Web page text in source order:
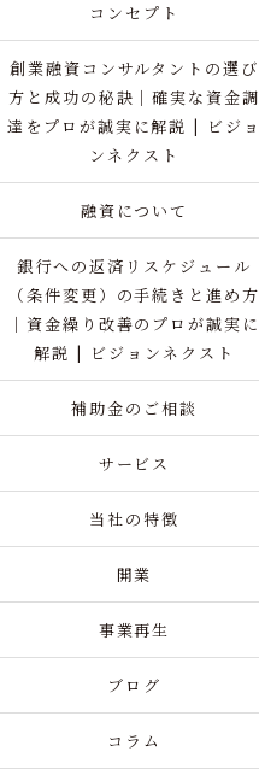
コンセプト
創業融資コンサルタントの選び
方と成功の秘訣｜確実な資金調
達をプロが誠実に解説 | ビジョ
ンネクスト
融資について
銀行への返済リスケジュール
（条件変更）の手続きと進め方
｜資金繰り改善のプロが誠実に
解説 | ビジョンネクスト
補助金のご相談
サービス
当社の特徴
開業
事業再生
ブログ
コラム